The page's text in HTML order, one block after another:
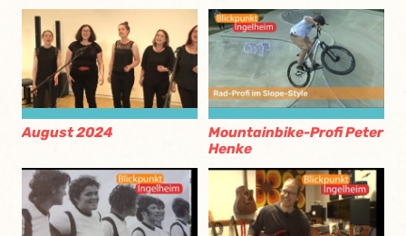
August 2024
Mountainbike-Profi Peter
Henke